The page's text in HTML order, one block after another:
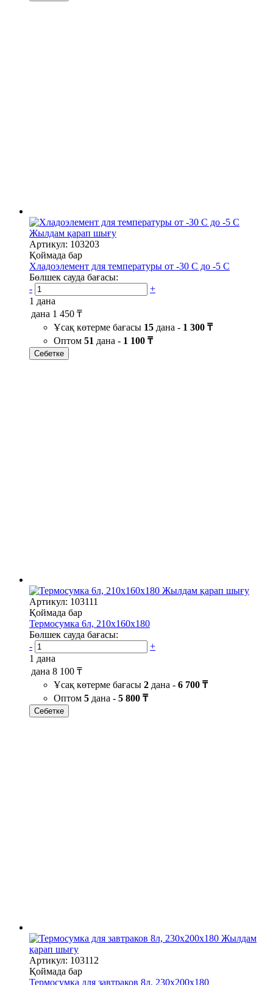
Жылдам қарап шығу
Артикул: 103203
Қоймада бар
Хладоэлемент для температуры от -30 С до -5 С
Бөлшек сауда бағасы:
-
+
1 дана
дана 1 450 ₸
Ұсақ көтерме бағасы 15 дана - 1 300 ₸
Оптом 51 дана - 1 100 ₸
Себетке
Жылдам қарап шығу
Артикул: 103111
Қоймада бар
Термосумка 6л, 210х160х180
Бөлшек сауда бағасы:
-
+
1 дана
дана 8 100 ₸
Ұсақ көтерме бағасы 2 дана - 6 700 ₸
Оптом 5 дана - 5 800 ₸
Себетке
Жылдам
қарап шығу
Артикул: 103112
Қоймада бар
Термосумка для завтраков 8л, 230х200х180